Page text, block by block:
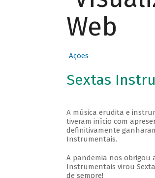
Web
Ações
Sextas
A música erudita e
tiveram início com
definitivamente
Instrumentais.
A pandemia nos obrigou
Instrumentais virou
de sempre!